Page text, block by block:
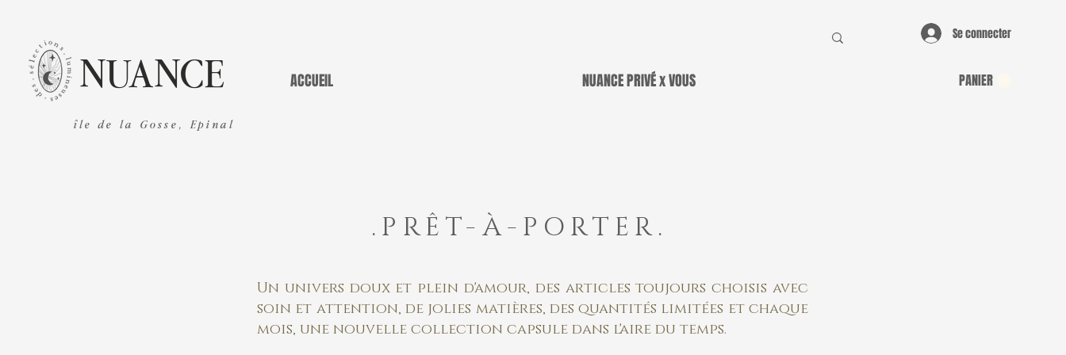
NUANCE
île de la Gosse, Epinal
ACCUEIL NUANCE PRIVÉ x VOUS PANIER
Se connecter
.PRÊT-À-PORTER.
Un univers doux et plein d'amour, des articles toujours choisis avec
soin et attention, de jolies matières, des quantités limitées et chaque
mois, une nouvelle collection capsule dans l'aire du temps.